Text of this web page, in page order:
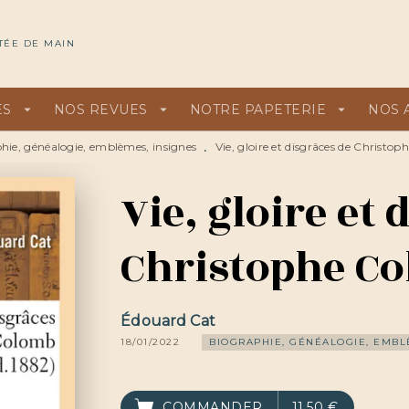
DE MAIN
arrow_drop_down NOS REVUES arrow_drop_down NOTRE PAPETERIE arrow_drop_down NOS
généalogie, emblèmes, insignes • Vie, gloire et disgrâces de
Vie, gloire et
Christophe
Édouard Cat
18/01/2022 BIOGRAPHIE, GÉNÉALOGIE,